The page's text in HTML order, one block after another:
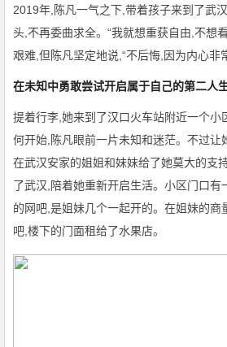
2019年,陈凡一气之下,带着孩子来到了武
头,不再委曲求全。“我就想重获自由,不想
艰难,但陈凡坚定地说,“不后悔,因为内心非
在未知中勇敢尝试开启属于自己的第二人
提着行李,她来到了汉口火车站附近一个小
何开始,陈凡眼前一片未知和迷茫。不过让
在武汉安家的姐姐和妹妹给了她莫大的支
了武汉,陪着她重新开启生活。小区门口有
的网吧,是姐妹几个一起开的。在姐妹的商
吧,楼下的门面租给了水果店。